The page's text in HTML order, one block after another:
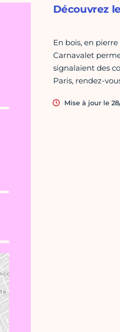
Découvrez
En bois, en
Carnavalet
signalaient des
Paris, rendez-
Mise à jour le